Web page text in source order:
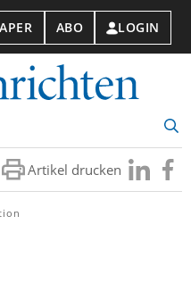
ABO LOGIN
Artikel drucken Besuchen
Sie
Sie